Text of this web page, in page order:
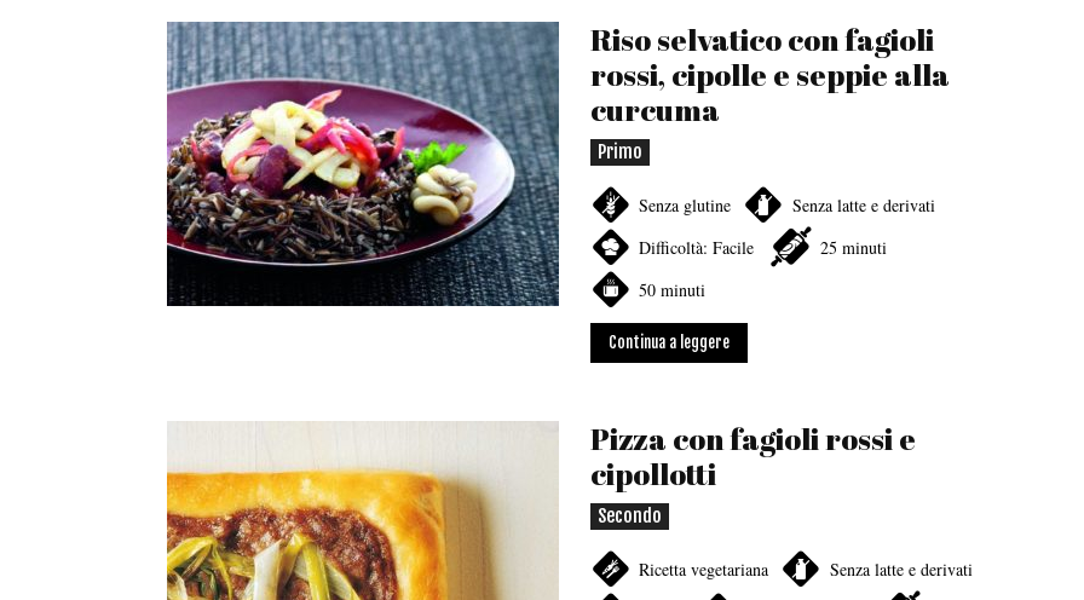
Riso selvatico con fagioli
rossi, cipolle e seppie alla
curcuma
Primo
Senza glutine
Senza latte e derivati
Difficoltà: Facile
25 minuti
50 minuti
Continua a leggere
Pizza con fagioli rossi e
cipollotti
Secondo
Ricetta vegetariana Senza latte e derivati